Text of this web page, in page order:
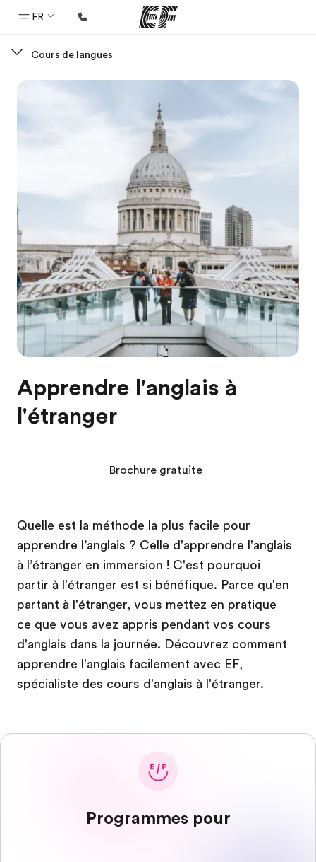
FR
Trouver un bureau
A propos de nous
Qui sommes-nous ?
EF recrute
Rejoignez nos équipes
Cours de langues
Apprendre l'anglais à
l'étranger
Quelle est la méthode la plus facile pour
apprendre l’anglais ? Celle d'apprendre l'anglais
à l’étranger en immersion ! C'est pourquoi
partir à l'étranger est si bénéfique. Parce qu'en
partant à l'étranger, vous mettez en pratique
ce que vous avez appris pendant vos cours
d'anglais dans la journée. Découvrez comment
apprendre l'anglais facilement avec EF,
spécialiste des cours d'anglais à l'étranger.
Brochure gratuite
Programmes pour